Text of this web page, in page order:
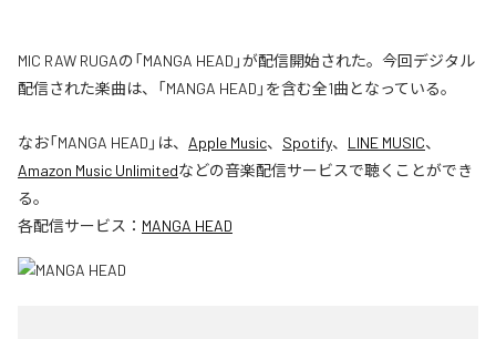
MIC RAW RUGAの「MANGA HEAD」が配信開始された。今回デジタル
配信された楽曲は、「MANGA HEAD」を含む全1曲となっている。
なお「MANGA HEAD 」は、 Apple Music、 Spotify、 LINE MUSIC、
Amazon Music Unlimitedなどの音楽配信サービスで聴くことができ
る。
各配信サービス： MANGA HEAD